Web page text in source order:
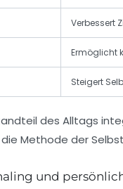
Verbessert
Ermöglicht
Steigert
des Alltags
Methode der
und